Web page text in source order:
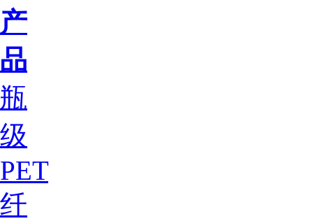
产
品
瓶
级
PET
纤